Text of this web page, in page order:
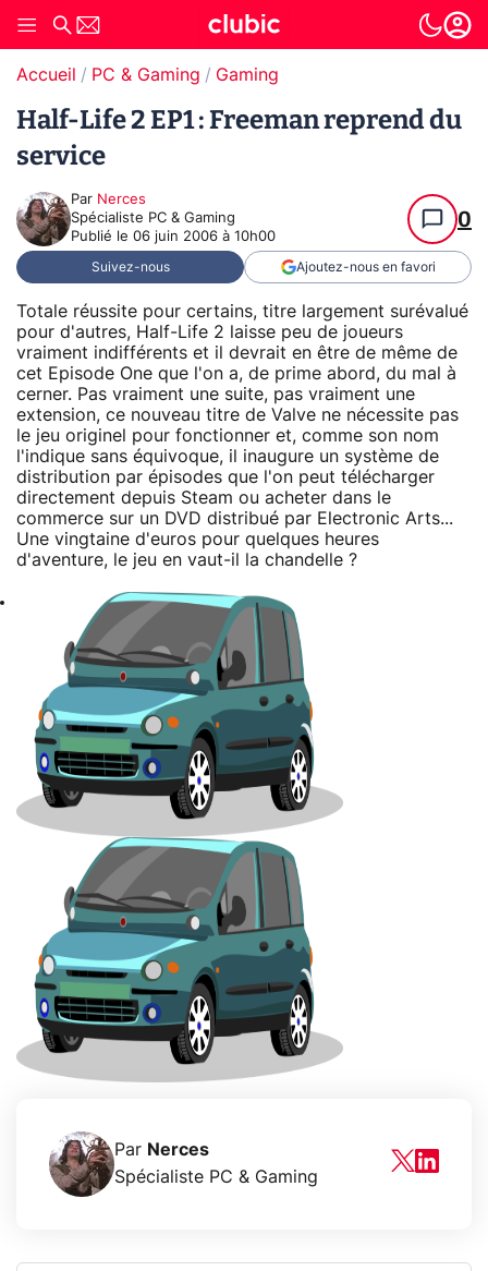
Accueil PC & Gaming Gaming
Half-Life 2 EP1 : Freeman reprend du
service
Par Nerces
Spécialiste PC & Gaming
Publié le 06 juin 2006 à 10h00
0
Suivez-nous Ajoutez-nous en favori
Totale réussite pour certains, titre largement surévalué
pour d'autres, Half-Life 2 laisse peu de joueurs
vraiment indifférents et il devrait en être de même de
cet Episode One que l'on a, de prime abord, du mal à
cerner. Pas vraiment une suite, pas vraiment une
extension, ce nouveau titre de Valve ne nécessite pas
le jeu originel pour fonctionner et, comme son nom
l'indique sans équivoque, il inaugure un système de
distribution par épisodes que l'on peut télécharger
directement depuis Steam ou acheter dans le
commerce sur un DVD distribué par Electronic Arts...
Une vingtaine d'euros pour quelques heures
d'aventure, le jeu en vaut-il la chandelle ?
Par Nerces
Spécialiste PC & Gaming